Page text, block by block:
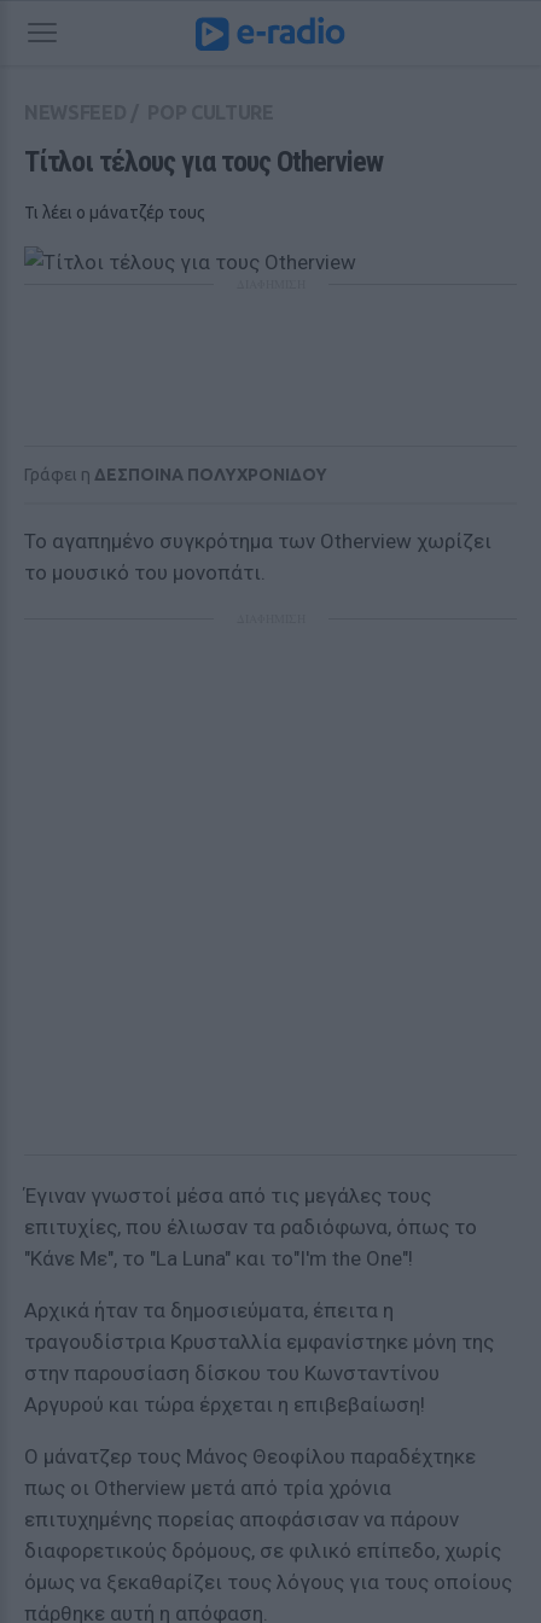
Τίτλοι τέλους για τους Otherview
Τι λέει ο μάνατζέρ τους
Γράφει η ΔΕΣΠΟΙΝΑ ΠΟΛΥΧΡΟΝΙΔΟΥ
To αγαπημένο συγκρότημα των Otherview χωρίζει
το μουσικό του μονοπάτι.
Έγιναν γνωστοί μέσα από τις μεγάλες τους
επιτυχίες, που έλιωσαν τα ραδιόφωνα, όπως το
"Κάνε Με", το "La Luna" και το"I'm the One"!
Αρχικά ήταν τα δημοσιεύματα, έπειτα η
τραγουδίστρια Κρυσταλλία εμφανίστηκε μόνη της
στην παρουσίαση δίσκου του Κωνσταντίνου
Αργυρού και τώρα έρχεται η επιβεβαίωση!
Ο μάνατζερ τους Μάνος Θεοφίλου παραδέχτηκε
πως οι Otherview μετά από τρία χρόνια
επιτυχημένης πορείας αποφάσισαν να πάρουν
διαφορετικούς δρόμους, σε φιλικό επίπεδο, χωρίς
όμως να ξεκαθαρίζει τους λόγους για τους οποίους
πάρθηκε αυτή η απόφαση.